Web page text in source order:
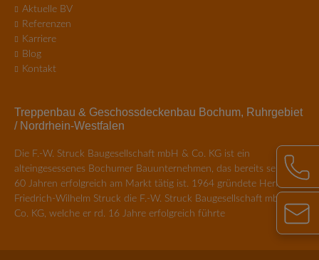
Aktuelle BV
Referenzen
Karriere
Blog
Kontakt
Treppenbau & Geschossdeckenbau Bochum, Ruhrgebiet
/ Nordrhein-Westfalen
Die F.-W. Struck Baugesellschaft mbH & Co. KG ist ein
alteingesessenes Bochumer Bauunternehmen, das bereits seit über
60 Jahren erfolgreich am Markt tätig ist. 1964 gründete Herr
Friedrich-Wilhelm Struck die F.-W. Struck Baugesellschaft mbH &
Co. KG, welche er rd. 16 Jahre erfolgreich führte